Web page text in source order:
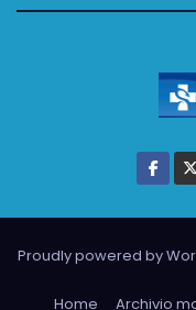
Proudly powered by
Home Archivio